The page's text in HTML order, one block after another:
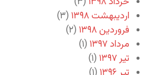
اردیبهشت ۱۳۹۸
(۳)
فروردین ۱۳۹۸
(۲)
مرداد ۱۳۹۷
(۱)
تیر ۱۳۹۷
(۱)